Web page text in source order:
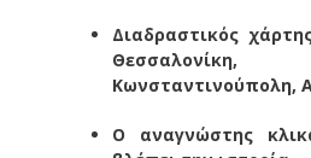
Διαδραστικός
Κωνσταντινούπολη,
Ο αναγνώστης